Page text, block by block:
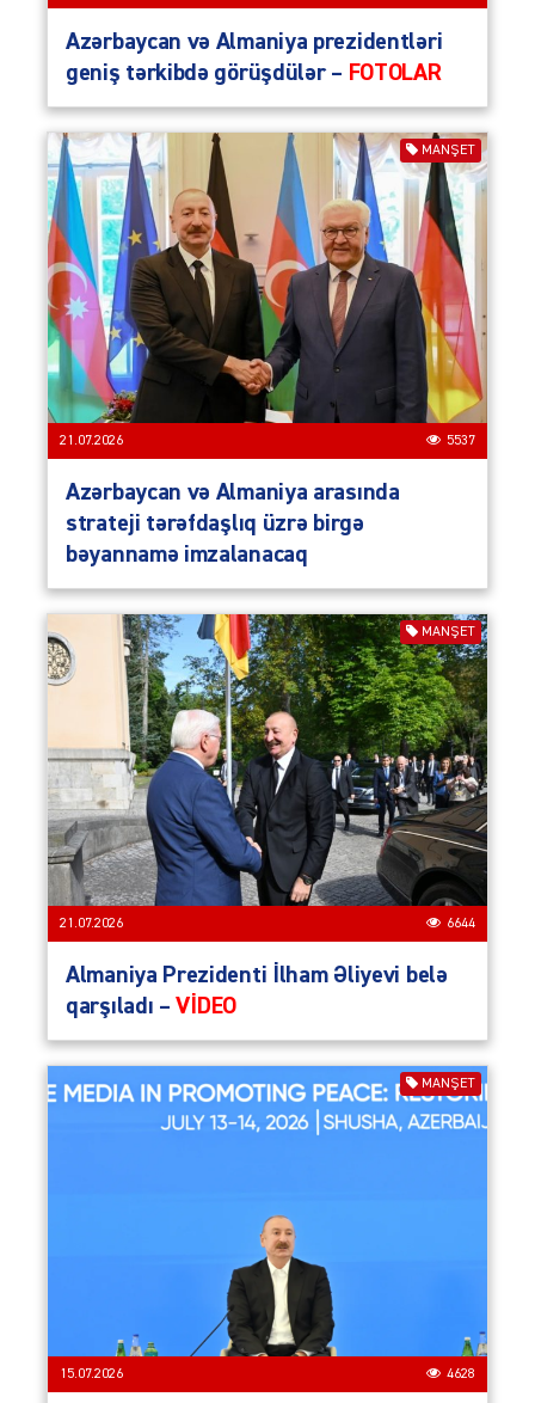
Azərbaycan və Almaniya prezidentləri
geniş tərkibdə görüşdülər – FOTOLAR
MANŞET
21.07.2026 5537
Azərbaycan və Almaniya arasında
strateji tərəfdaşlıq üzrə birgə
bəyannamə imzalanacaq
MANŞET
21.07.2026 6644
Almaniya Prezidenti İlham Əliyevi belə
qarşıladı –VİDEO
MANŞET
15.07.2026 4628